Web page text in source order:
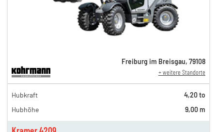
216,00 €
180,00 €
150,00 €
Freiburg im Breisgau, 79108
+ weitere Standorte
Hubkraft
4,20 to
Hubhöhe
9,00 m